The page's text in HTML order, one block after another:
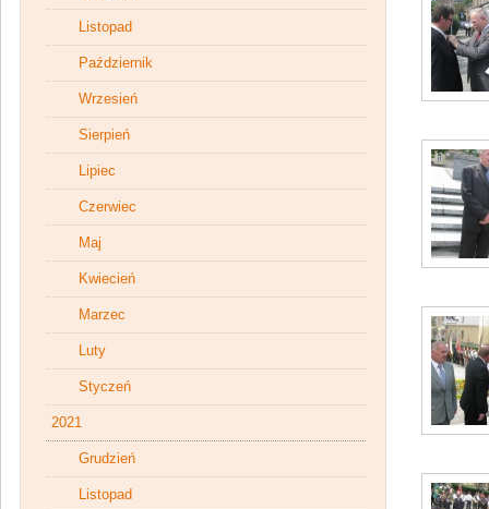
Listopad
Październik
Wrzesień
Sierpień
Lipiec
Czerwiec
Maj
Kwiecień
Marzec
Luty
Styczeń
2021
Grudzień
Listopad